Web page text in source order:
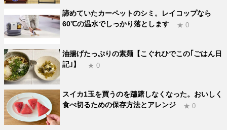
諦めていたカーペットのシミ。レイコップなら
60℃の温水でしっかり落とします
★ 0
油揚げたっぷりの素麺【こぐれひでこの｢ごはん日
記｣】
★ 0
スイカ1玉を買うのを躊躇しなくなった。おいしく
食べ切るための保存方法とアレンジ
★ 0